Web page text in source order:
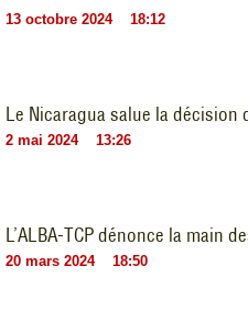
13 octobre 2024 18:12
Le Nicaragua salue la décision
2 mai 2024 13:26
L’ALBA-TCP dénonce la main
20 mars 2024 18:50